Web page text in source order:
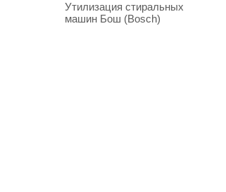
Утилизация стиральных
машин Бош (Bosch)